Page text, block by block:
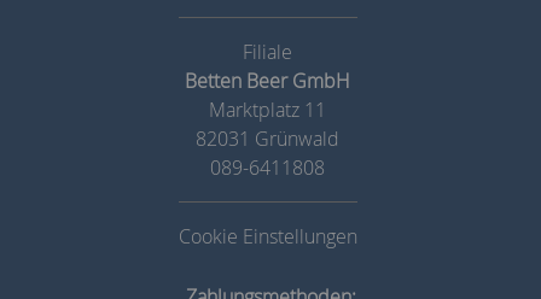
Betten Beer GmbH
Marktplatz 11
82031 Grünwald
089-6411808
Cookie Einstellungen